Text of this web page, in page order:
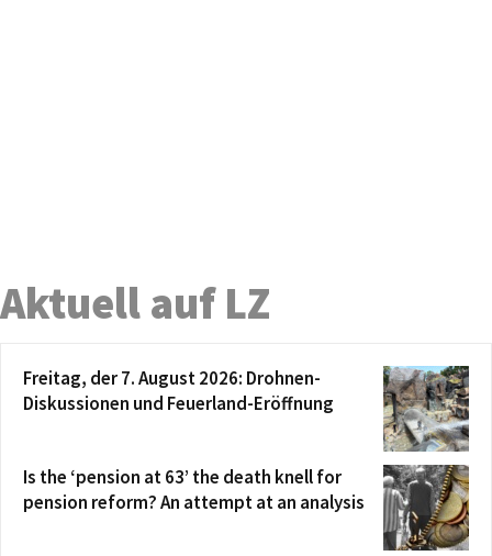
Aktuell auf LZ
Freitag, der 7. August 2026: Drohnen-
Diskussionen und Feuerland-Eröffnung
Is the ‘pension at 63’ the death knell for
pension reform? An attempt at an analysis